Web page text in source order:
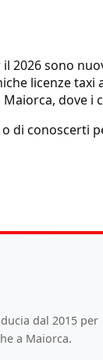
2026 sono
licenze taxi
dove i
di conoscerti
dal 2015 per
a Maiorca.